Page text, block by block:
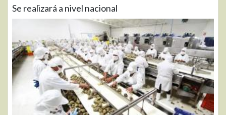
Se realizará a nivel nacional